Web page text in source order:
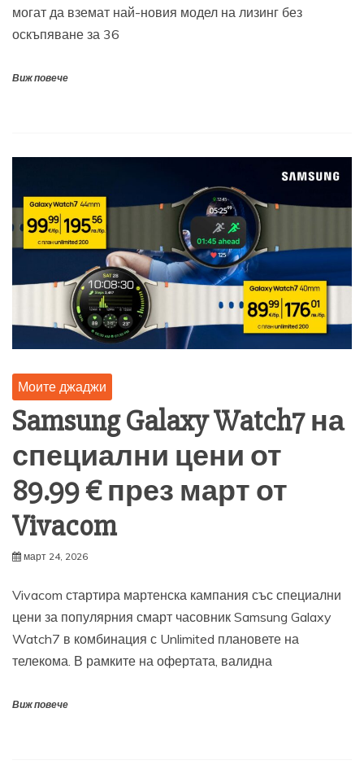
могат да вземат най-новия модел на лизинг без
оскъпяване за 36
Виж повече
Моите джаджи
Samsung Galaxy Watch7 на
специални цени от
89.99 € през март от
Vivacom
март 24, 2026
Vivacom стартира мартенска кампания със специални
цени за популярния смарт часовник Samsung Galaxy
Watch7 в комбинация с Unlimited плановете на
телекома. В рамките на офертата, валидна
Виж повече